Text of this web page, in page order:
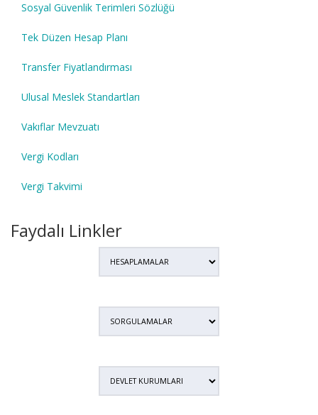
Sosyal Güvenlik Terimleri Sözlüğü
Tek Düzen Hesap Planı
Transfer Fiyatlandırması
Ulusal Meslek Standartları
Vakıflar Mevzuatı
Vergi Kodları
Vergi Takvimi
Faydalı Linkler